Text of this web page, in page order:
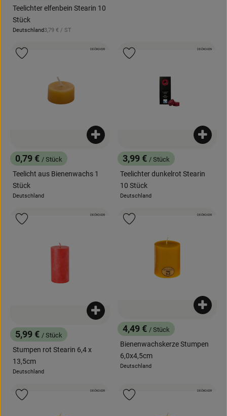
News
Blog
Teelichter elfenbein Stearin 10
Stück
, Herkunft:
Deutschland, Referenzpreis:
3,79 € / ST
, Preis:
0,79 € / Stück
Teelicht aus Bienenwachs 1
Stück
, Herkunft:
Deutschland
Produkt zum Warenkorb hinzufügen
, Verband:
, Kontrollstelle:
DE-ÖKO-039
, Preis:
3,99 € / Stück
Teelichter dunkelrot Stearin
10 Stück
, Herkunft:
Deutschland
, Verband:
, Kontrollstelle:
DE-ÖKO-039
, Preis:
5,99 € / Stück
Stumpen rot Stearin 6,4 x
13,5cm
, Herkunft:
Deutschland
Produkt zum Warenkorb hinzufügen
, Verband:
, Kontrollstelle:
DE-ÖKO-039
, Preis:
4,49 € / Stück
Bienenwachskerze Stumpen
6,0x4,5cm
, Herkunft:
Deutschland
, Verband:
, Kontrollstelle:
DE-ÖKO-039
, Verband:
, Kontrollstelle:
DE-ÖKO-039 , Verband:
, Kontrollstelle:
DE-ÖKO-039